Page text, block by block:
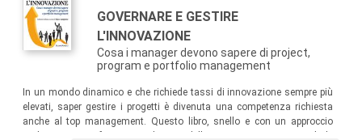
GOVERNARE E GESTIRE
L'INNOVAZIONE
Cosa i manager devono sapere di project,
program e portfolio management
In un mondo dinamico e che richiede tassi di innovazione sempre più
elevati, saper gestire i progetti è divenuta una competenza richiesta
anche al top management. Questo libro, snello e con un approccio